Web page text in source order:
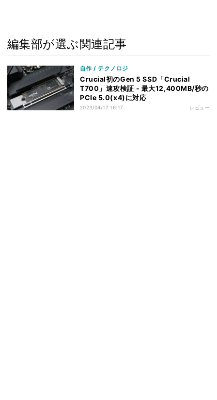
編集部が選ぶ関連記事
自作 / テクノロジ
Crucial初のGen 5 SSD「Crucial
T700」速攻検証 - 最大12,400MB/秒の
PCIe 5.0(x4)に対応
2023/04/17 16:17 レビュー